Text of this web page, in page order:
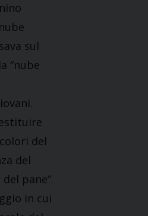
sul
“nube
del
del
pane”.
in cui